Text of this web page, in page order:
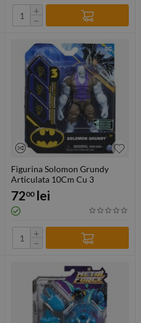
+
−
Figurina Solomon Grundy
Articulata 10Cm Cu 3
Accesorii Surpriza
7200 lei
+
−